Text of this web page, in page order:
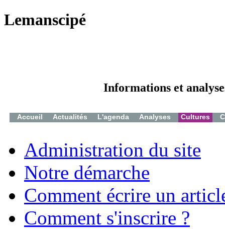
Lemanscipé
Informations et
Accueil Actualités L'agenda Analyses Cultures
Administration du site
Notre démarche
Comment écrire un
Comment s'inscrire ?